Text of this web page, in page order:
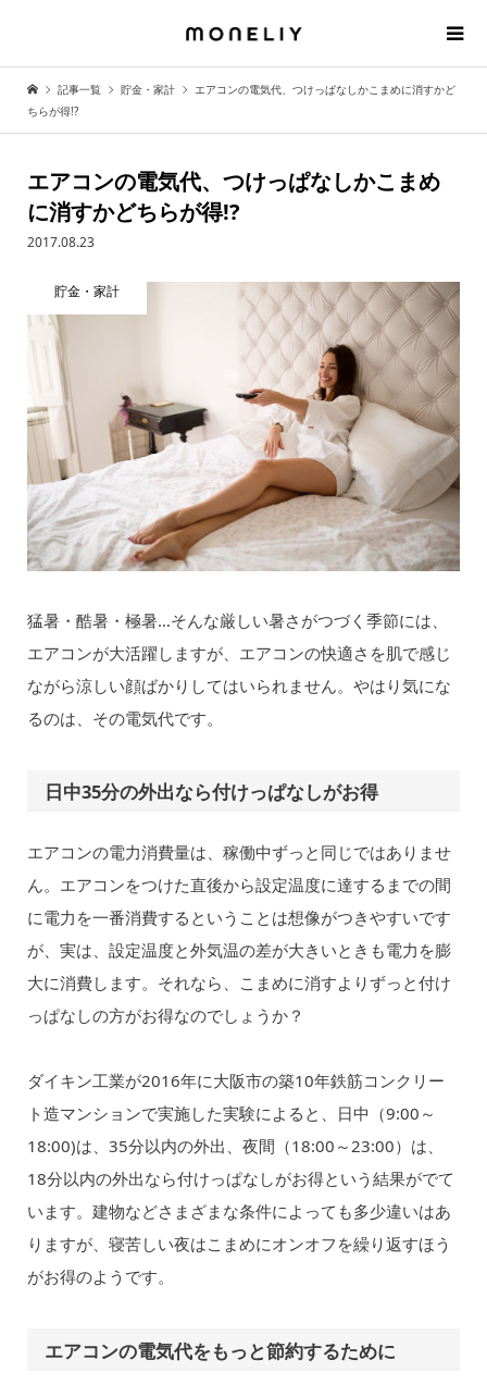
記事一覧 貯金・家計
エアコンの電気代、つけっぱなしかこまめに消すかど
ちらが得!?
エアコンの電気代、つけっぱなしかこまめ
に消すかどちらが得!?
2017.08.23
貯金・家計
猛暑・酷暑・極暑…そんな厳しい暑さがつづく季節には、
エアコンが大活躍しますが、エアコンの快適さを肌で感じ
ながら涼しい顔ばかりしてはいられません。やはり気にな
るのは、その電気代です。
日中35分の外出なら付けっぱなしがお得
エアコンの電力消費量は、稼働中ずっと同じではありませ
ん。エアコンをつけた直後から設定温度に達するまでの間
に電力を一番消費するということは想像がつきやすいです
が、実は、設定温度と外気温の差が大きいときも電力を膨
大に消費します。それなら、こまめに消すよりずっと付け
っぱなしの方がお得なのでしょうか？
ダイキン工業が2016年に大阪市の築10年鉄筋コンクリー
ト造マンションで実施した実験によると、日中（9:00～
18:00)は、35分以内の外出、夜間（18:00～23:00）は、
18分以内の外出なら付けっぱなしがお得という結果がでて
います。建物などさまざまな条件によっても多少違いはあ
りますが、寝苦しい夜はこまめにオンオフを繰り返すほう
がお得のようです。
エアコンの電気代をもっと節約するために